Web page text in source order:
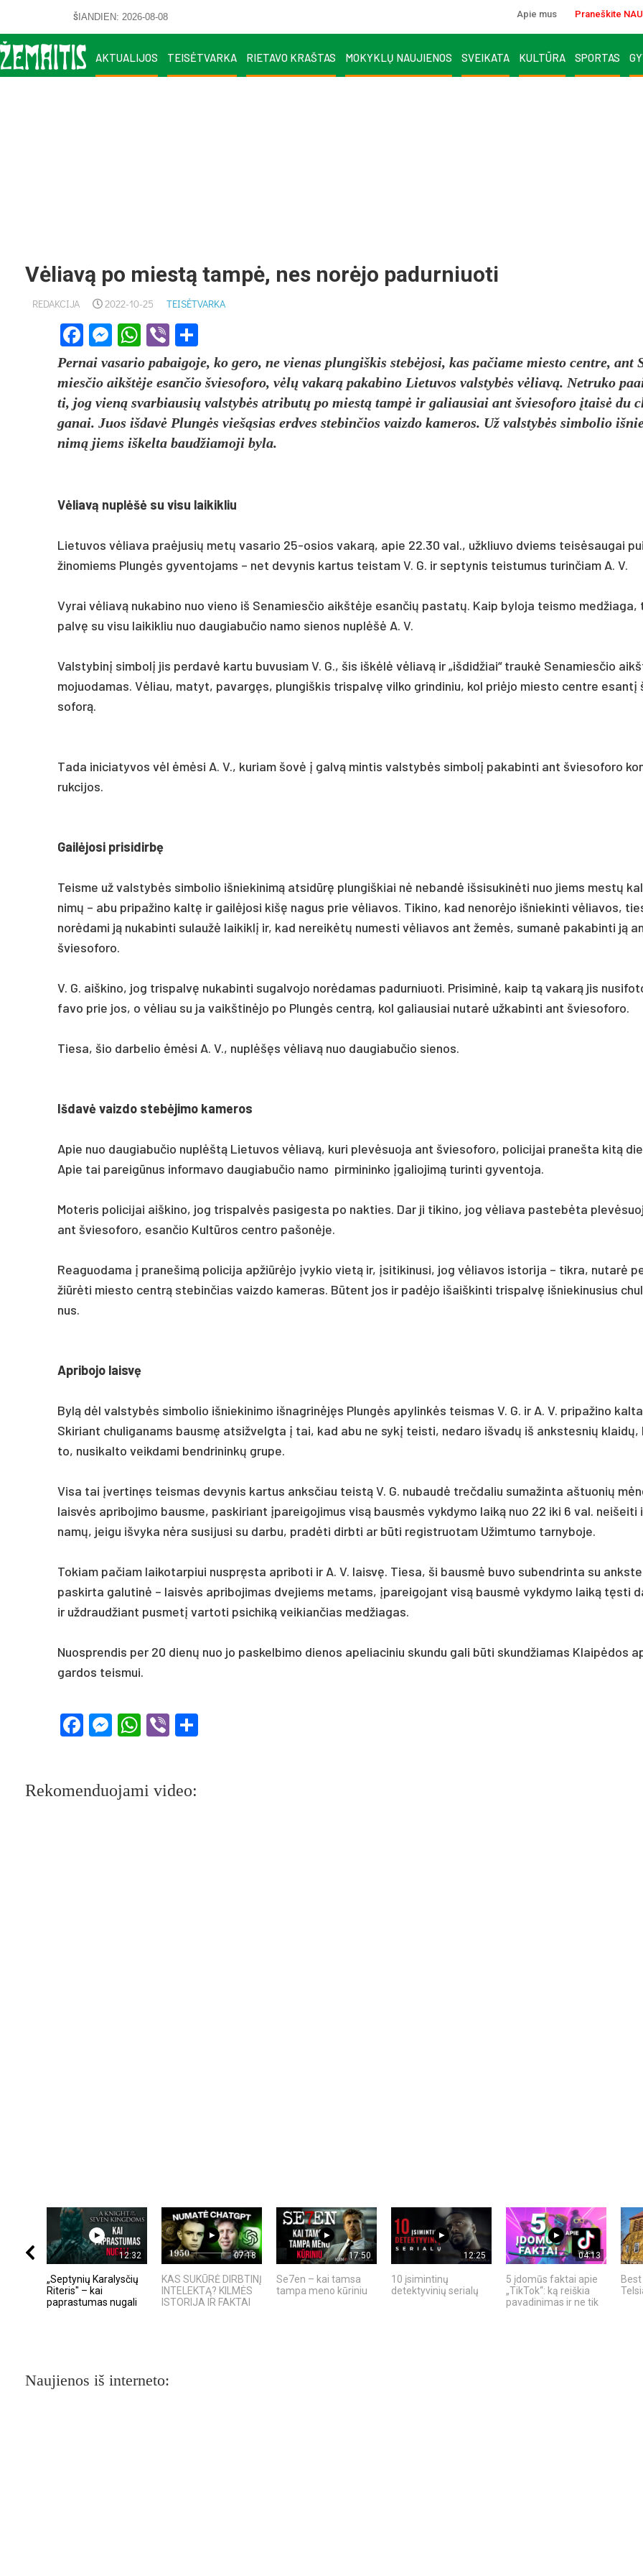
ŠIANDIEN: 2026-08-08 Apie mus Praneškite
AKTUALIJOS TEISĖTVARKA RIETAVO KRAŠTAS MOKYKLŲ NAUJIENOS SVEIKATA KULTŪRA SPORTAS
Vėliavą po miestą tampė, nes norėjo padurniuoti
REDAKCIJA 2022-10-25 TEISĖTVARKA
Facebook
Messenger
WhatsApp
Viber
Per­nai va­sa­rio pa­bai­go­je, ko ge­ro, ne vie­nas plun­giš­kis stebė­jo­si, kas pa­čia­me mies­to cent­re, ant
mies­čio aikštė­je esan­čio švie­so­fo­ro, vėlų va­karą pa­ka­bi­no Lie­tu­vos vals­tybės vėliavą. Net­ru­ko
ti, jog vieną svar­biau­sių vals­tybės at­ri­butų po miestą tampė ir ga­liau­siai ant švie­so­fo­ro įtaisė du
ga­nai. Juos iš­davė Plungės viešą­sias erd­ves ste­bin­čios vaiz­do ka­me­ros. Už vals­tybės sim­bo­lio
nimą jiems iš­kel­ta baud­žia­mo­ji by­la.
Vėliavą nu­plėšė su vi­su lai­kik­liu
Lie­tu­vos vėlia­va pra­ėju­sių metų va­sa­rio 25-osios va­karą, apie 22.30 val., užk­liu­vo dviems teisė­sau­gai
ži­no­miems Plungės gy­ven­to­jams – net de­vy­nis kar­tus teis­tam V. G. ir sep­ty­nis teis­tu­mus tu­rin­čiam A. V.
Vy­rai vėliavą nu­ka­bi­no nuo vie­no iš Se­na­mies­čio aikštė­je esan­čių pa­statų. Kaip by­lo­ja teis­mo
palvę su vi­su lai­kik­liu nuo dau­gia­bu­čio na­mo sie­nos nu­plėšė A. V.
Vals­ty­binį sim­bolį jis per­davė kar­tu bu­vu­siam V. G., šis iškėlė vėliavą ir „iš­did­žiai“ traukė Se­na­mies­čio
mo­juo­da­mas. Vėliau, ma­tyt, pa­vargęs, plun­giš­kis tris­palvę vil­ko grin­di­niu, kol pri­ėjo mies­to cent­re
so­forą.
Ta­da ini­cia­ty­vos vėl ėmėsi A. V., ku­riam šovė į galvą min­tis vals­tybės sim­bolį pa­ka­bin­ti ant švie­so­fo­ro
ruk­ci­jos.
Gailė­jo­si pri­si­dirbę
Teis­me už vals­tybės sim­bo­lio iš­nie­ki­nimą at­si­dūrę plun­giš­kiai nė ne­bandė iš­si­su­kinė­ti nuo jiems mestų
nimų – abu pri­pa­ži­no kaltę ir gailė­jo­si kišę na­gus prie vėlia­vos. Ti­ki­no, kad ne­norė­jo iš­nie­kin­ti vėlia­vos,
norė­da­mi ją nu­ka­bin­ti su­laužė lai­kiklį ir, kad ne­reikėtų nu­mes­ti vėlia­vos ant žemės, su­manė pa­ka­bin­ti ją
švie­so­fo­ro.
V. G. aiš­ki­no, jog tris­palvę nu­ka­bin­ti su­gal­vo­jo norė­da­mas pa­dur­niuo­ti. Pri­si­minė, kaip tą va­karą jis
fa­vo prie jos, o vėliau su ja vaikš­tinė­jo po Plungės centrą, kol ga­liau­siai nu­tarė už­ka­bin­ti ant švie­so­fo­ro.
Tie­sa, šio dar­be­lio ėmėsi A. V., nu­plėšęs vėliavą nuo dau­gia­bu­čio sie­nos.
Iš­davė vaiz­do stebė­ji­mo ka­me­ros
Apie nuo dau­gia­bu­čio nu­plėštą Lie­tu­vos vėliavą, ku­ri plevė­suo­ja ant švie­so­fo­ro, po­li­ci­jai pra­neš­ta kitą
Apie tai pa­reigū­nus in­for­ma­vo dau­gia­bu­čio na­mo pir­mi­nin­ko įga­lio­jimą tu­rin­ti gy­ven­to­ja.
Mo­te­ris po­li­ci­jai aiš­ki­no, jog tris­palvės pa­si­ges­ta po nak­ties. Dar ji ti­ki­no, jog vėlia­va pa­stebė­ta
ant švie­so­fo­ro, esan­čio Kultū­ros cent­ro pa­šonė­je.
Rea­guo­da­ma į pra­ne­šimą po­li­cija ap­žiūrė­jo įvy­kio vietą ir, įsi­ti­ki­nu­si, jog vėlia­vos is­to­ri­ja – tik­ra, nu­tarė
žiūrė­ti mies­to centrą ste­bin­čias vaiz­do ka­me­ras. Būtent jos ir pa­dėjo išaiš­kin­ti tris­palvę iš­nie­ki­nu­sius
nus.
Ap­ri­bo­jo laisvę
Bylą dėl vals­tybės sim­bo­lio iš­nie­ki­ni­mo iš­nag­rinėjęs Plungės apy­linkės teis­mas V. G. ir A. V. pri­pa­ži­no
Ski­riant chu­li­ga­nams bausmę at­si­žvelg­ta į tai, kad abu ne sykį teis­ti, ne­da­ro iš­vadų iš anks­tes­nių klaidų,
to, nu­si­kal­to veik­da­mi bend­ri­ninkų gru­pe.
Vi­sa tai įver­tinęs teis­mas de­vy­nis kar­tus anks­čiau teistą V. G. nu­baudė treč­da­liu su­ma­žin­ta aš­tuo­nių
laisvės ap­ri­bo­ji­mo baus­me, pa­ski­riant įpa­rei­go­ji­mus visą bausmės vyk­dy­mo laiką nuo 22 iki 6 val. nei­šei­ti
namų, jei­gu iš­vy­ka nėra su­si­ju­si su dar­bu, pra­dėti dirb­ti ar būti re­gist­ruo­tam Užim­tu­mo tar­ny­bo­je.
To­kiam pa­čiam lai­ko­tar­piui nu­spręsta ap­ri­bo­ti ir A. V. laisvę. Tie­sa, ši bausmė bu­vo su­bend­rin­ta su
pa­skir­ta ga­lu­tinė – laisvės ap­ri­bo­ji­mas dve­jiems me­tams, įpa­rei­go­jant visą bausmė vyk­dy­mo laiką tęsti
ir užd­raud­žiant pus­metį var­to­ti psi­chiką vei­kian­čias med­žia­gas.
Nuosp­ren­dis per 20 dienų nuo jo pa­skel­bi­mo die­nos ape­lia­ci­niu skun­du ga­li būti skund­žia­mas Klaipė­dos
gar­dos teis­mui.
Facebook
Messenger
WhatsApp
Viber
Rekomenduojami video:
12:32
„Septynių Karalysčių
Riteris" – kai
paprastumas nugali
07:18
KAS SUKŪRĖ DIRBTINĮ
INTELEKTĄ? KILMĖS
ISTORIJA IR FAKTAI
17:50
Se7en – kai tamsa
tampa meno kūriniu
12:25
10 įsimintinų
detektyvinių serialų
04:13
5 įdomūs faktai apie
„TikTok“: ką reiškia
pavadinimas ir ne tik
Naujienos iš interneto: